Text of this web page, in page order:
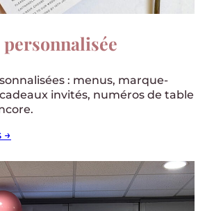
: menus, marque-
invités, numéros de table
→